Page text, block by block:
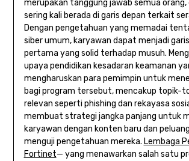
merupakan tanggung jawab semua orang,
sering kali berada di garis depan terkait
Dengan pengetahuan yang memadai
siber umum, karyawan dapat menjadi
pertama yang solid terhadap musuh.
upaya pendidikan kesadaran keamanan
mengharuskan para pemimpin untuk
bagi program tersebut, mencakup topik-
relevan seperti phishing dan rekayasa
membuat strategi jangka panjang untuk
karyawan dengan konten baru dan
menguji pengetahuan mereka. Lembaga
Fortinet— yang menawarkan salah satu